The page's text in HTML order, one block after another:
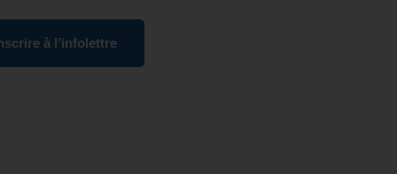
à l’infolettre